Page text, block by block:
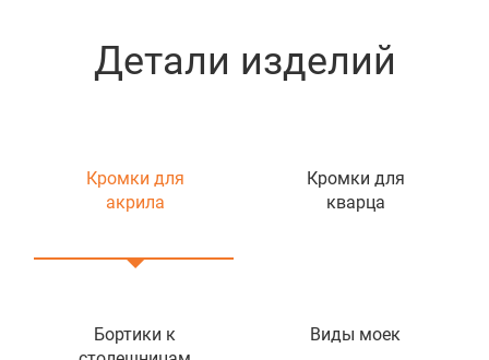
Детали изделий
Кромки для
акрила
Кромки для
кварца
Бортики к
Виды моек